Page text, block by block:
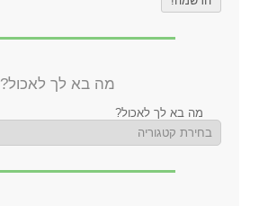
מה בא לך לאכול?
מה בא לך לאכול?